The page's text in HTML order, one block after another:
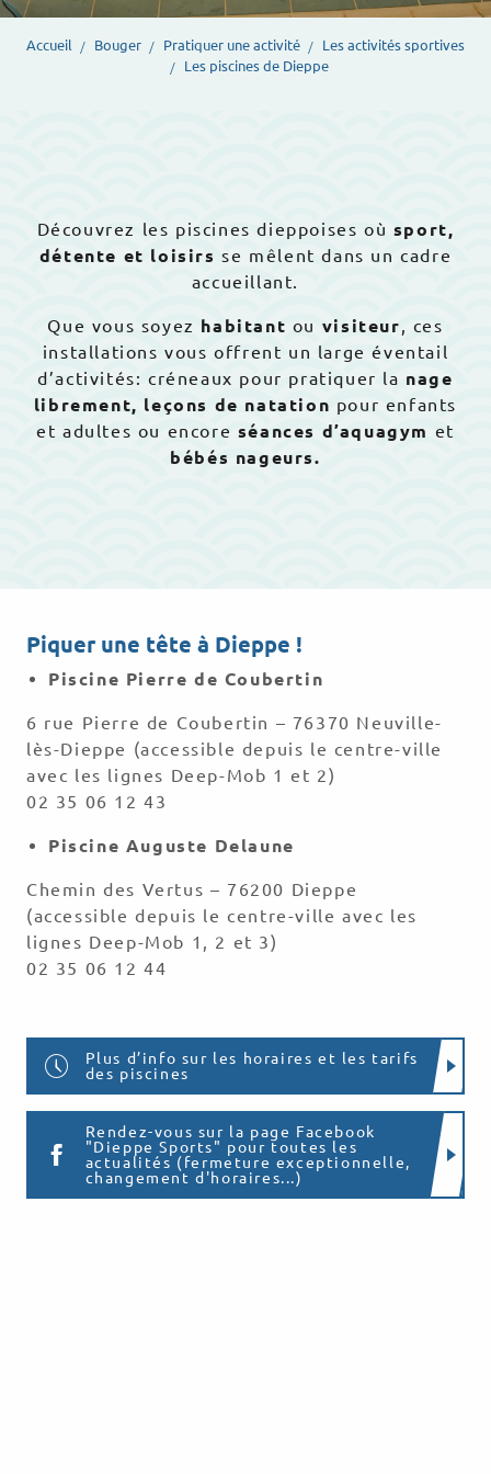
Accueil Bouger Pratiquer une activité
Les activités sportives
Les piscines de Dieppe
Découvrez les piscines dieppoises où sport,
détente et loisirs se mêlent dans un cadre
accueillant.
Que vous soyez habitant ou visiteur, ces
installations vous offrent un large éventail
d’activités: créneaux pour pratiquer la nage
librement, leçons de natation pour enfants
et adultes ou encore séances d’aquagym et
bébés nageurs.
Piquer une tête à Dieppe !
Piscine Pierre de Coubertin
6 rue Pierre de Coubertin – 76370 Neuville-
lès-Dieppe (accessible depuis le centre-ville
avec les lignes Deep-Mob 1 et 2)
02 35 06 12 43
Piscine Auguste Delaune
Chemin des Vertus – 76200 Dieppe
(accessible depuis le centre-ville avec les
lignes Deep-Mob 1, 2 et 3)
02 35 06 12 44
Plus d’info sur les horaires et les tarifs
des piscines
Rendez-vous sur la page Facebook
"Dieppe Sports" pour toutes les
actualités (fermeture exceptionnelle,
changement d'horaires...)